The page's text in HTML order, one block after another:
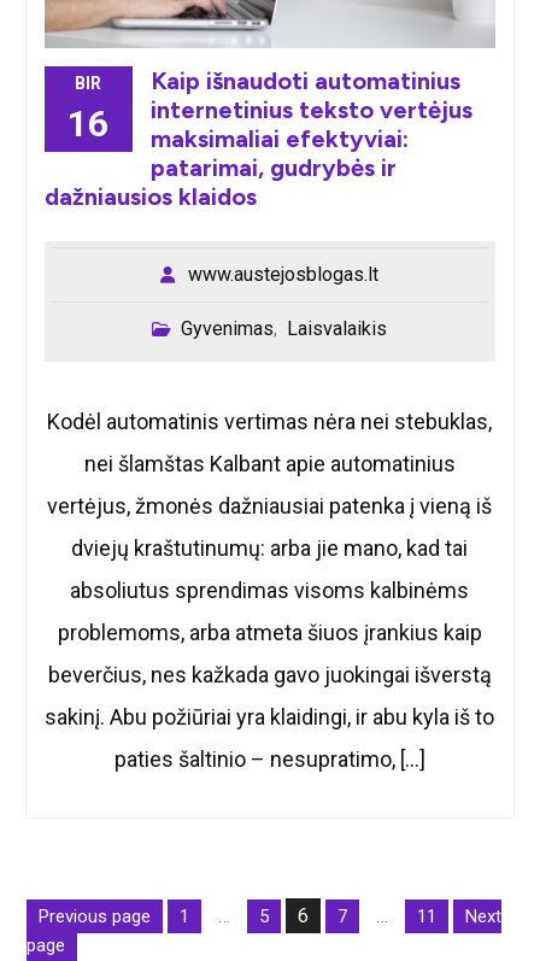
BIR
16
Kaip išnaudoti automatinius
internetinius teksto vertėjus
maksimaliai efektyviai:
patarimai, gudrybės ir
dažniausios klaidos
www.austejosblogas.lt
Gyvenimas, Laisvalaikis
Kodėl automatinis vertimas nėra nei stebuklas,
nei šlamštas Kalbant apie automatinius
vertėjus, žmonės dažniausiai patenka į vieną iš
dviejų kraštutinumų: arba jie mano, kad tai
absoliutus sprendimas visoms kalbinėms
problemoms, arba atmeta šiuos įrankius kaip
beverčius, nes kažkada gavo juokingai išverstą
sakinį. Abu požiūriai yra klaidingi, ir abu kyla iš to
paties šaltinio – nesupratimo, […]
Įrašų
puslapiavimas
Previous page Page
1 Page
5 Page
6 Page
7 Page
11
Next
page